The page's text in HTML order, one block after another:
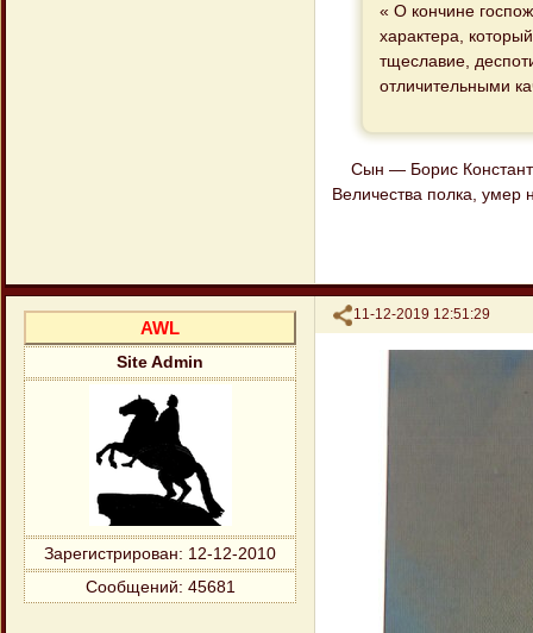
« О кончине
характера,
тщеславие,
отличительными
Сын — Борис
Величества полка, умер
Поделиться
11-12-2019 12:51:29
AWL
Site Admin
Зарегистрирован: 12-12-2010
Сообщений: 45681